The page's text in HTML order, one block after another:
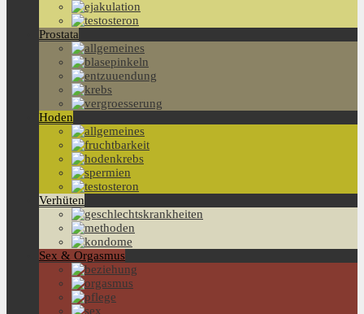
Prostata
Hoden
Verhüten
Sex & Orgasmus